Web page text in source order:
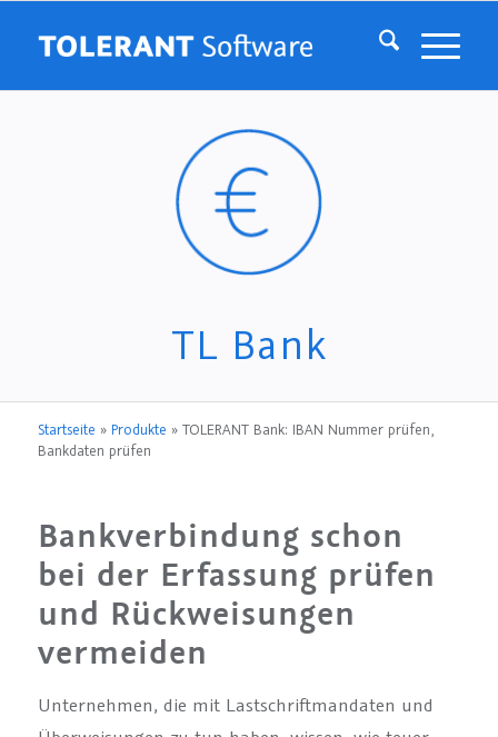
TL Bank
Startseite » Produkte » TOLERANT Bank: IBAN Nummer prüfen,
Bankdaten prüfen
Bankverbindung schon
bei der Erfassung prüfen
und Rückweisungen
vermeiden
Unternehmen, die mit Lastschriftmandaten und